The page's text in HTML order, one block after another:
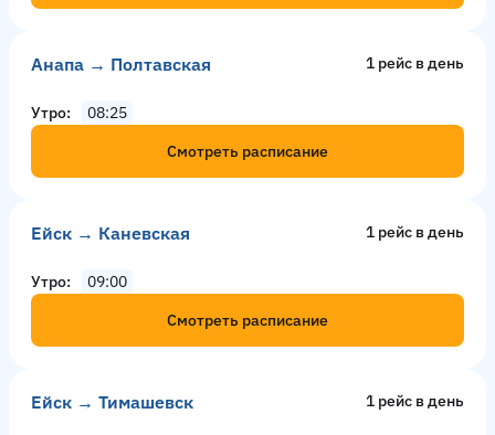
Анапа → Полтавская 1 рейс в день
Утро
08:25
Смотреть расписание
Ейск → Каневская 1 рейс в день
Утро
09:00
Смотреть расписание
Ейск → Тимашевск 1 рейс в день